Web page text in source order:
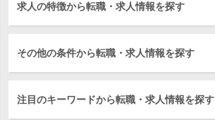
求人の特徴から転職・求人情報を探す
その他の条件から転職・求人情報を探す
注目のキーワードから転職・求人情報を探す